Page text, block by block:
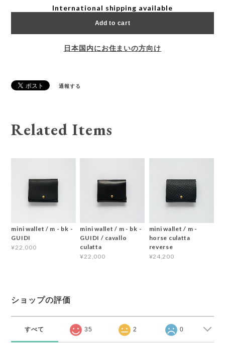
International shipping available
Add to cart
日本国内にお住まいの方向け
通報する
Related Items
mini wallet / m - bk -
GUIDI
¥22,000
mini wallet / m - bk -
GUIDI / cavallo
culatta
¥22,000
mini wallet / m -
horse culatta
reverse
¥24,200
ショップの評価
すべて 35 2 0